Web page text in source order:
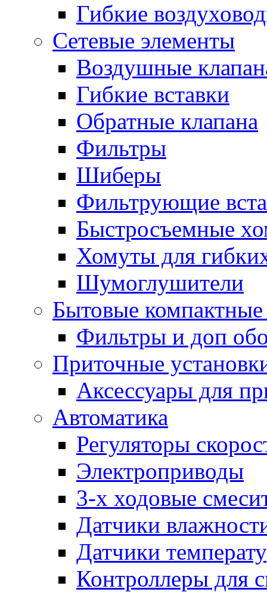
Гибкие
Сетевые элементы
Воздушные
Гибкие вставки
Обратные клапана
Фильтры
Шиберы
Фильтрующие
Быстросъемные
Хомуты для
Шумоглушители
Бытовые
Фильтры и доп
Приточные
Аксессуары для
Автоматика
Регуляторы
Электроприводы
3-х ходовые
Датчики
Датчики
Контроллеры для